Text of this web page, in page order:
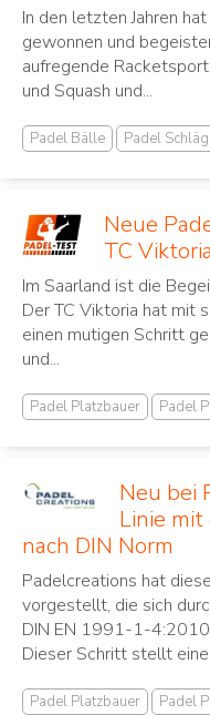
In den letzten Jahren
gewonnen und
aufregende
und Squash und...
Padel Bälle Padel
Neue
TC Viktoria
Im Saarland ist die
Der TC Viktoria hat mit
einen mutigen Schritt
und...
Padel Platzbauer Padel
Neu bei
Linie
nach DIN Norm
Padelcreations hat
vorgestellt, die sich
DIN EN 1991-1-
Dieser Schritt stellt
Padel Platzbauer Padel